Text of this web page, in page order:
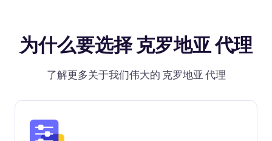
为什么要选择 克罗地亚 代理
了解更多关于我们伟大的 克罗地亚 代理